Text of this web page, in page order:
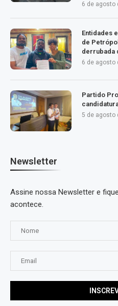
6 de agosto
Entidades
de
derrubada
6 de agosto
Partido
5 de agosto
Newsletter
Assine nossa Newsletter e
acontece.